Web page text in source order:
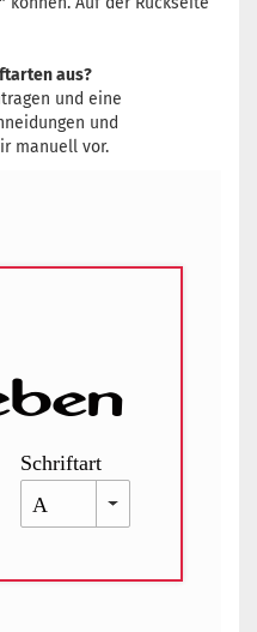
aus?
und eine
und
manuell vor.